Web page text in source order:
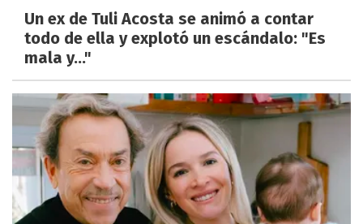
Un ex de Tuli Acosta se animó a contar
todo de ella y explotó un escándalo: "Es
mala y..."